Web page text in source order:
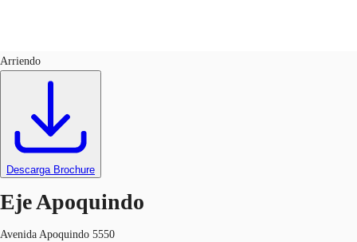
Nuestros servicios
Noticias e Investigaciones
Favoritos
Llama ahora
Arriendo
Descarga Brochure
Eje Apoquindo
Avenida Apoquindo 5550